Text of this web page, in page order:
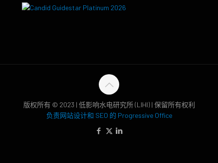
版权所有 © 2023 | 低影响水电研究所 (LIHI) | 保留所有权利
负责网站设计和 SEO 的 Progressive Office